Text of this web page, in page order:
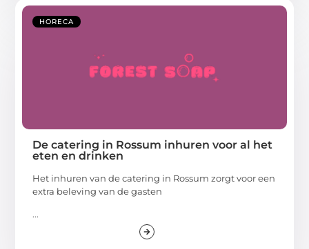
HORECA
De catering in Rossum inhuren voor al het
eten en drinken
Het inhuren van de catering in Rossum zorgt voor een
extra beleving van de gasten
...